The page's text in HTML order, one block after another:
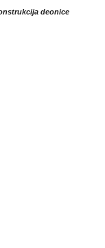
deonice